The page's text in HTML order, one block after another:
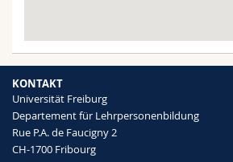
KONTAKT
Universität Freiburg
Departement für Lehrpersonenbildung
Rue P.A. de Faucigny 2
CH-1700 Fribourg